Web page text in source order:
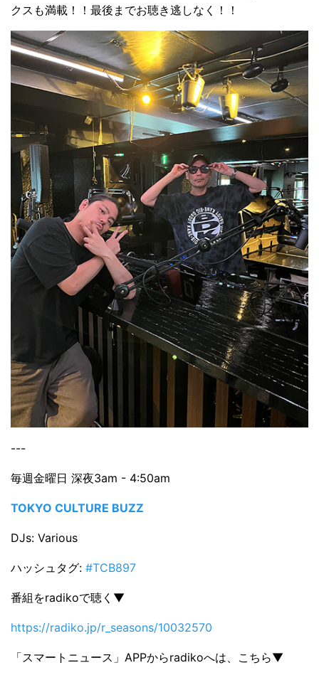
クスも満載！！最後までお聴き逃しなく！！
---
毎週金曜日 深夜3am - 4:50am
TOKYO CULTURE BUZZ
DJs: Various
ハッシュタグ: #TCB897
番組をradikoで聴く▼
https://radiko.jp/r_seasons/10032570
「スマートニュース」APPからradikoへは、こちら▼